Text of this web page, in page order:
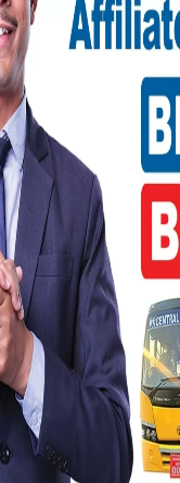
बनाएको छ, र
सभा चुनावमा